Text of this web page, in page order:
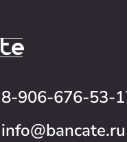
8-906-676-53-
info@bancate.ru